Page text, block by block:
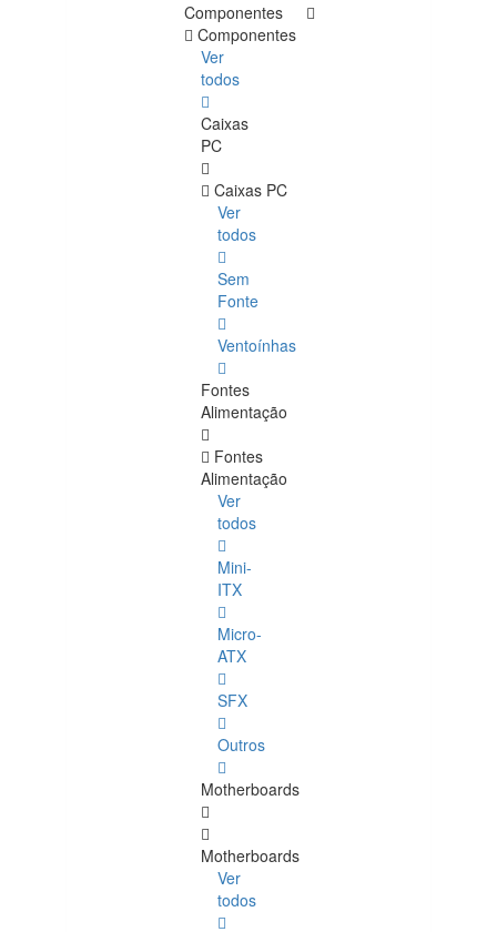
Componentes
Componentes
Ver
todos
Caixas
PC
Caixas PC
Ver
todos
Sem
Fonte
Ventoínhas
Fontes
Alimentação
Fontes
Alimentação
Ver
todos
Mini-
ITX
Micro-
ATX
SFX
Outros
Motherboards
Motherboards
Ver
todos